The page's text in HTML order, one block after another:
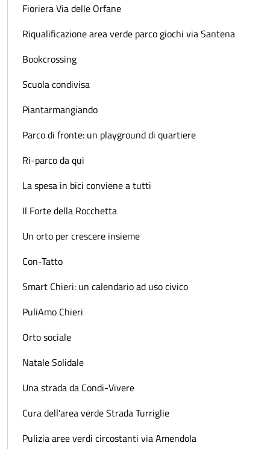
Fioriera Via delle Orfane
Riqualificazione area verde parco giochi via Santena
Bookcrossing
Scuola condivisa
Piantarmangiando
Parco di fronte: un playground di quartiere
Ri-parco da qui
La spesa in bici conviene a tutti
Il Forte della Rocchetta
Un orto per crescere insieme
Con-Tatto
Smart Chieri: un calendario ad uso civico
PuliAmo Chieri
Orto sociale
Natale Solidale
Una strada da Condi-Vivere
Cura dell'area verde Strada Turriglie
Pulizia aree verdi circostanti via Amendola